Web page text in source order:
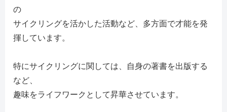
の
サイクリングを活かした活動など、多方面で才能を発
揮しています。
特にサイクリングに関しては、自身の著書を出版する
など、
趣味をライフワークとして昇華させています。